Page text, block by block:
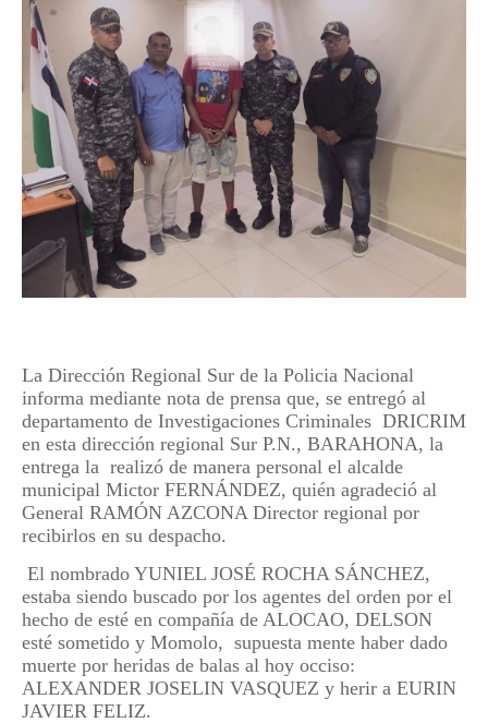
La Dirección Regional Sur de la Policia Nacional
informa mediante nota de prensa que, se entregó al
departamento de Investigaciones Criminales DRICRIM
en esta dirección regional Sur P.N., BARAHONA, la
entrega la realizó de manera personal el alcalde
municipal Mictor FERNÁNDEZ, quién agradeció al
General RAMÓN AZCONA Director regional por
recibirlos en su despacho.
El nombrado YUNIEL JOSÉ ROCHA SÁNCHEZ,
estaba siendo buscado por los agentes del orden por el
hecho de esté en compañía de ALOCAO, DELSON
esté sometido y Momolo, supuesta mente haber dado
muerte por heridas de balas al hoy occiso:
ALEXANDER JOSELIN VASQUEZ y herir a EURIN
JAVIER FELIZ.